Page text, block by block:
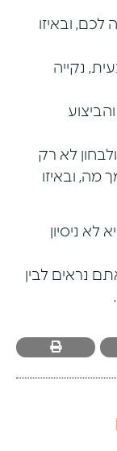
ובאיזו
נקייה
לא רק
מה, ובאיזו
ניסיון
נראים לבין